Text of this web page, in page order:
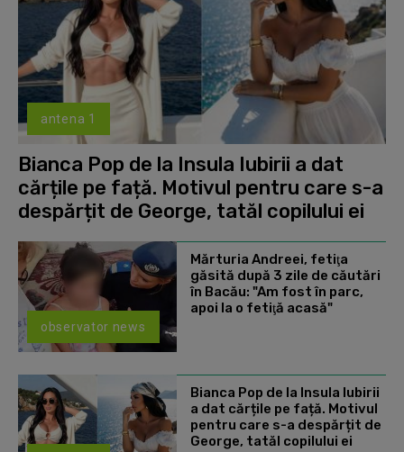
antena 1
Bianca Pop de la Insula Iubirii a dat
cărțile pe față. Motivul pentru care s-a
despărțit de George, tatăl copilului ei
observator news
Mărturia Andreei, fetiţa
găsită după 3 zile de căutări
în Bacău: "Am fost în parc,
apoi la o fetiţă acasă"
Bianca Pop de la Insula Iubirii
a dat cărțile pe față. Motivul
pentru care s-a despărțit de
George, tatăl copilului ei